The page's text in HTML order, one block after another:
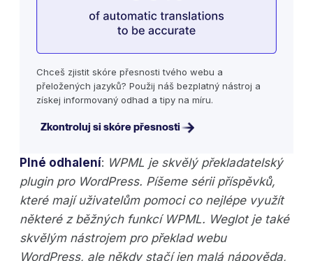
Plné odhalení: WPML je skvělý překladatelský
plugin pro WordPress. Píšeme sérii příspěvků,
které mají uživatelům pomoci co nejlépe využít
některé z běžných funkcí WPML. Weglot je také
skvělým nástrojem pro překlad webu
WordPress, ale někdy stačí jen malá nápověda,
Chceš zjistit skóre přesnosti tvého webu a
přeložených jazyků? Použij náš bezplatný nástroj a
získej informovaný odhad a tipy na míru.
Zkontroluj si skóre přesnosti